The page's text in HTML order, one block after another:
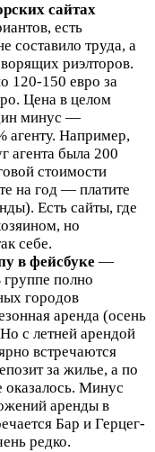
сайтах
есть
составило труда, а
риэлторов.
120-150 евро за
Цена в целом
минус —
агенту. Например,
агента была 200
стоимости
на год — платите
Есть сайты, где
но
себе.
в фейсбуке —
полно
городов
аренда (осень
с летней арендой
встречаются
за жилье, а по
оказалось. Минус
аренды в
Бар и Герцег-
редко.